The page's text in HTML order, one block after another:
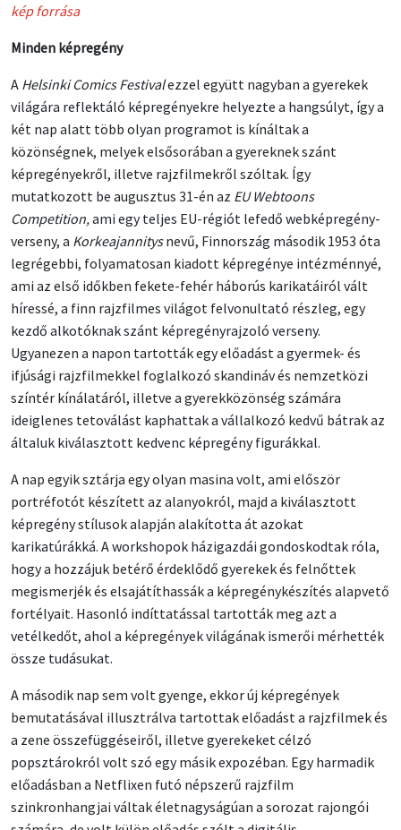
kép forrása
Minden képregény
A Helsinki Comics Festivalezzel együtt nagyban a gyerekek
világára reflektáló képregényekre helyezte a hangsúlyt, így a
két nap alatt több olyan programot is kínáltak a
közönségnek, melyek elsősorában a gyereknek szánt
képregényekről, illetve rajzfilmekről szóltak. Így
mutatkozott be augusztus 31-én az EU Webtoons
Competition,ami egy teljes EU-régiót lefedő webképregény-
verseny, a Korkeajannitysnevű, Finnország második 1953 óta
legrégebbi, folyamatosan kiadott képregénye intézménnyé,
ami az első időkben fekete-fehér háborús karikatáiról vált
híressé, a finn rajzfilmes világot felvonultató részleg, egy
kezdő alkotóknak szánt képregényrajzoló verseny.
Ugyanezen a napon tartották egy előadást a gyermek- és
ifjúsági rajzfilmekkel foglalkozó skandináv és nemzetközi
színtér kínálatáról, illetve a gyerekközönség számára
ideiglenes tetoválást kaphattak a vállalkozó kedvű bátrak az
általuk kiválasztott kedvenc képregény figurákkal.
A nap egyik sztárja egy olyan masina volt, ami először
portréfotót készített az alanyokról, majd a kiválasztott
képregény stílusok alapján alakította át azokat
karikatúrákká. A workshopok házigazdái gondoskodtak róla,
hogy a hozzájuk betérő érdeklődő gyerekek és felnőttek
megismerjék és elsajátíthassák a képregénykészítés alapvető
fortélyait. Hasonló indíttatással tartották meg azt a
vetélkedőt, ahol a képregények világának ismerői mérhették
össze tudásukat.
A második nap sem volt gyenge, ekkor új képregények
bemutatásával illusztrálva tartottak előadást a rajzfilmek és
a zene összefüggéseiről, illetve gyerekeket célzó
popsztárokról volt szó egy másik expozéban. Egy harmadik
előadásban a Netflixen futó népszerű rajzfilm
szinkronhangjai váltak életnagyságúan a sorozat rajongói